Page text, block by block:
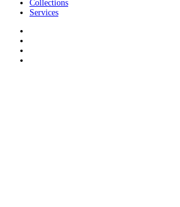
Collections
Services